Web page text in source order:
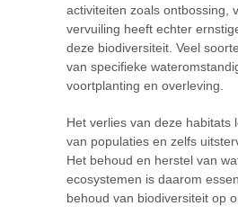
activiteiten zoals ontbossing,
vervuiling heeft echter
deze biodiversiteit. Veel
van specifieke
voortplanting en overleving.
Het verlies van deze habitats
van populaties en zelfs
Het behoud en herstel van
ecosystemen is daarom
behoud van biodiversiteit op